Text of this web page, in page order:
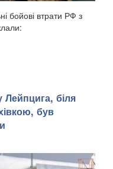
бойові втрати РФ з
біля
був